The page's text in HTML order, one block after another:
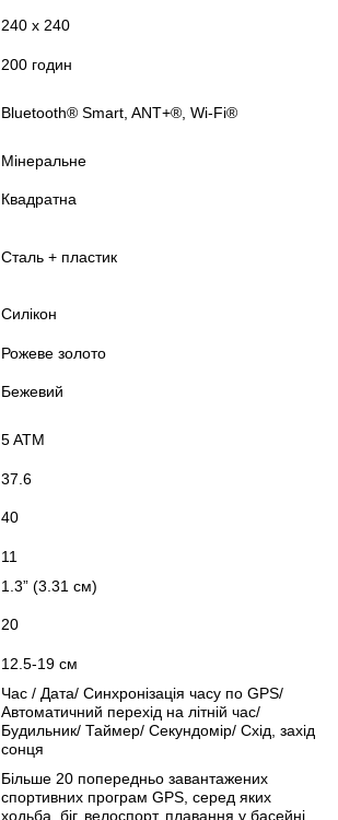
240 x 240
200 годин
Bluetooth® Smart, ANT+®, Wi-Fi®
Мінеральне
Квадратна
Сталь + пластик
Силікон
Рожеве золото
Бежевий
5 ATM
37.6
40
11
1.3” (3.31 см)
20
12.5-19 см
Час / Дата/ Синхронізація часу по GPS/
Автоматичний перехід на літній час/
Будильник/ Таймер/ Секундомір/ Схід, захід
сонця
Більше 20 попередньо завантажених
спортивних програм GPS, серед яких
ходьба, біг, велоспорт, плавання у басейні,